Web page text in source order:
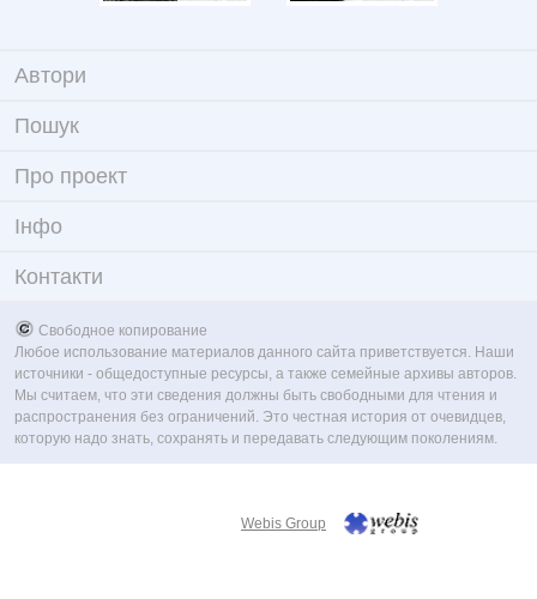
Автори
Пошук
Про проект
Iнфо
Контакти
Свободное копирование
Любое использование материалов данного сайта приветствуется. Наши
источники - общедоступные ресурсы, а также семейные архивы авторов.
Мы считаем, что эти сведения должны быть свободными для чтения и
распространения без ограничений. Это честная история от очевидцев,
которую надо знать, сохранять и передавать следующим поколениям.
Webis Group